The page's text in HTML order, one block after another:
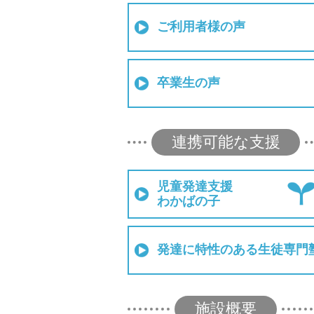
ご利用者様の声
卒業生の声
連携可能な支援
児童発達支援
わかばの子
発達に特性のある生徒専門
施設概要